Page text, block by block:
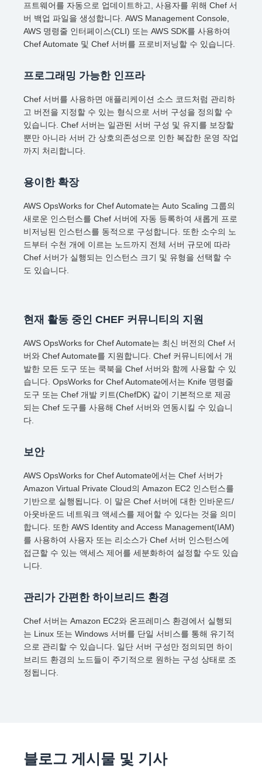
프트웨어를 자동으로 업데이트하고, 사용자를 위해 Chef 서
버 백업 파일을 생성합니다. AWS Management Console,
AWS 명령줄 인터페이스(CLI) 또는 AWS SDK를 사용하여
Chef Automate 및 Chef 서버를 프로비저닝할 수 있습니다.
프로그래밍 가능한 인프라
Chef 서버를 사용하면 애플리케이션 소스 코드처럼 관리하
고 버전을 지정할 수 있는 형식으로 서버 구성을 정의할 수
있습니다. Chef 서버는 일관된 서버 구성 및 유지를 보장할
뿐만 아니라 서버 간 상호의존성으로 인한 복잡한 운영 작업
까지 처리합니다.
용이한 확장
AWS OpsWorks for Chef Automate는 Auto Scaling 그룹의
새로운 인스턴스를 Chef 서버에 자동 등록하여 새롭게 프로
비저닝된 인스턴스를 동적으로 구성합니다. 또한 소수의 노
드부터 수천 개에 이르는 노드까지 전체 서버 규모에 따라
Chef 서버가 실행되는 인스턴스 크기 및 유형을 선택할 수
도 있습니다.
현재 활동 중인 CHEF 커뮤니티의 지원
AWS OpsWorks for Chef Automate는 최신 버전의 Chef 서
버와 Chef Automate를 지원합니다. Chef 커뮤니티에서 개
발한 모든 도구 또는 쿡북을 Chef 서버와 함께 사용할 수 있
습니다. OpsWorks for Chef Automate에서는 Knife 명령줄
도구 또는 Chef 개발 키트(ChefDK) 같이 기본적으로 제공
되는 Chef 도구를 사용해 Chef 서버와 연동시킬 수 있습니
다.
보안
AWS OpsWorks for Chef Automate에서는 Chef 서버가
Amazon Virtual Private Cloud의 Amazon EC2 인스턴스를
기반으로 실행됩니다. 이 말은 Chef 서버에 대한 인바운드/
아웃바운드 네트워크 액세스를 제어할 수 있다는 것을 의미
합니다. 또한 AWS Identity and Access Management(IAM)
를 사용하여 사용자 또는 리소스가 Chef 서버 인스턴스에
접근할 수 있는 액세스 제어를 세분화하여 설정할 수도 있습
니다.
관리가 간편한 하이브리드 환경
Chef 서버는 Amazon EC2와 온프레미스 환경에서 실행되
는 Linux 또는 Windows 서버를 단일 서비스를 통해 유기적
으로 관리할 수 있습니다. 일단 서버 구성만 정의되면 하이
브리드 환경의 노드들이 주기적으로 원하는 구성 상태로 조
정됩니다.
블로그 게시물 및 기사